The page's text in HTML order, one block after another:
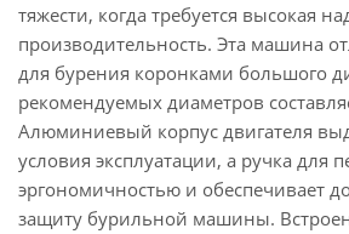
тяжести, когда требуется высокая
производительность. Эта машина
для бурения коронками большого
рекомендуемых диаметров
Алюминиевый корпус двигателя
условия эксплуатации, а ручка для
эргономичностью и обеспечивает
защиту бурильной машины.